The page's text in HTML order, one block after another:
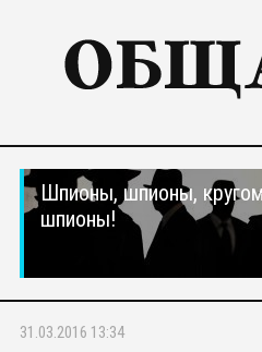
Шпионы, шпионы,
шпионы!
31.03.2016 13:34